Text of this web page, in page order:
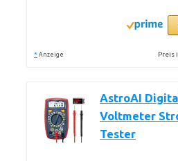
* Anzeige Preis
AstroAI
Voltmeter
Tester